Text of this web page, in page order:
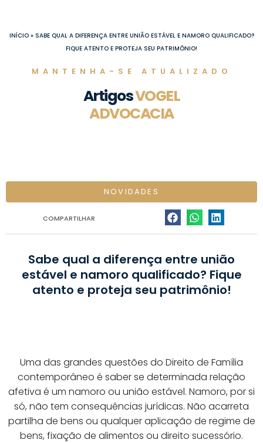
INÍCIO» SABE QUAL A DIFERENÇA ENTRE UNIÃO ESTÁVEL E NAMORO QUALIFICADO?
FIQUE ATENTO E PROTEJA SEU PATRIMÔNIO!
MANTENHA-SE ATUALIZADO
ArtigosVOGEL
ADVOCACIA
NOVIDADES
COMPARTILHAR
Sabe qual a diferença entre união
estável e namoro qualificado? Fique
atento e proteja seu patrimônio!
Uma das grandes questões do Direito de Família
contemporâneo é saber se determinada relação
afetiva é um namoro ou união estável. Namoro, por si
só, não tem consequências jurídicas. Não acarreta
partilha de bens ou qualquer aplicação de regime de
bens, fixação de alimentos ou direito sucessório.